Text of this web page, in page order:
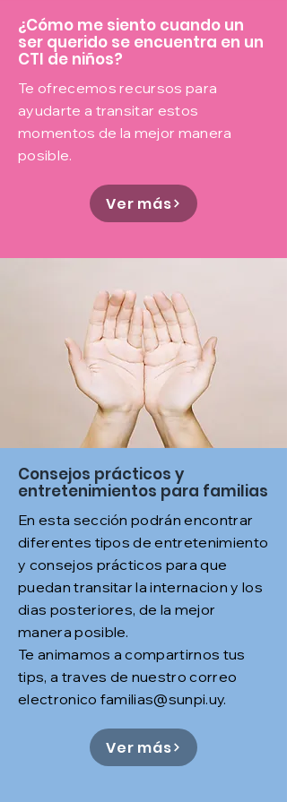
¿Cómo me siento cuando un
ser querido se encuentra en un
CTI de niños?
Te ofrecemos recursos para
ayudarte a transitar estos
momentos de la mejor manera
posible.
Ver más
Consejos prácticos y
entretenimientos para familias
En esta sección podrán encontrar
diferentes tipos de entretenimiento
y consejos prácticos para que
puedan transitar la internacion y los
dias posteriores, de la mejor
manera posible.
Te animamos a compartirnos tus
tips, a traves de nuestro correo
electronico familias@sunpi.uy.
Ver más